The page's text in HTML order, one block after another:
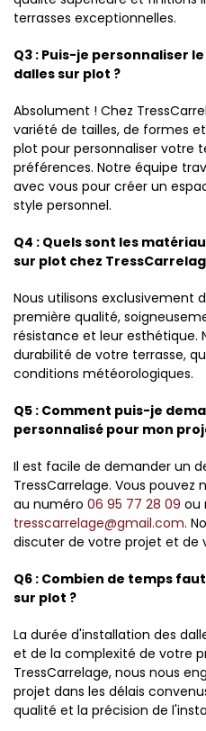
terrasses exceptionnelles.
Q3 : Puis-je personnaliser
dalles sur plot ?
Absolument ! Chez
variété de tailles, de formes
plot pour personnaliser votre
préférences. Notre équipe
avec vous pour créer un
style personnel.
Q4 : Quels sont les
sur plot chez
Nous utilisons exclusivement
première qualité,
résistance et leur esthétique.
durabilité de votre terrasse,
conditions météorologiques.
Q5 : Comment puis-je
personnalisé pour mon
Il est facile de demander un
TressCarrelage. Vous
au numéro 06 95 77 28 09 ou
tresscarrelage@gmail.com.
discuter de votre projet et de
Q6 : Combien de temps
sur plot ?
La durée d'installation des
et de la complexité de votre
TressCarrelage, nous nous
projet dans les délais
qualité et la précision de